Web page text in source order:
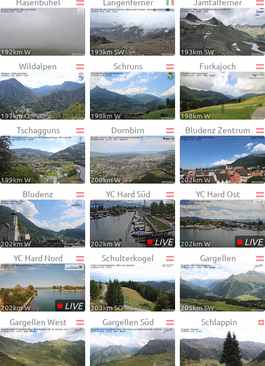
192km W 193km SW 193km SW
Wildalpen
197km O
Schruns
198km W
Furkajoch
198km W
Tschagguns
199km W
Dornbirn
200km W
Bludenz Zentrum
202km W
Bludenz
202km W
YC Hard Süd
•LIVE
202km W
YC Hard Ost
•LIVE
202km W
YC Hard Nord
•LIVE
202km W
Schulterkogel
203km SO
Gargellen
205km SW
Gargellen West Gargellen Süd Schlappin